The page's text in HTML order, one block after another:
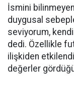
İsmini bilinmeyen
duygusal
seviyorum,
dedi. Özellikle
ilişkiden
değerler